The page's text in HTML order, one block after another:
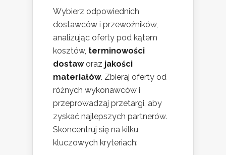
Wybierz odpowiednich
dostawców i przewoźników,
analizując oferty pod kątem
kosztów, terminowości
dostaworaz jakości
materiałów. Zbieraj oferty od
różnych wykonawców i
przeprowadzaj przetargi, aby
zyskać najlepszych partnerów.
Skoncentruj się na kilku
kluczowych kryteriach: